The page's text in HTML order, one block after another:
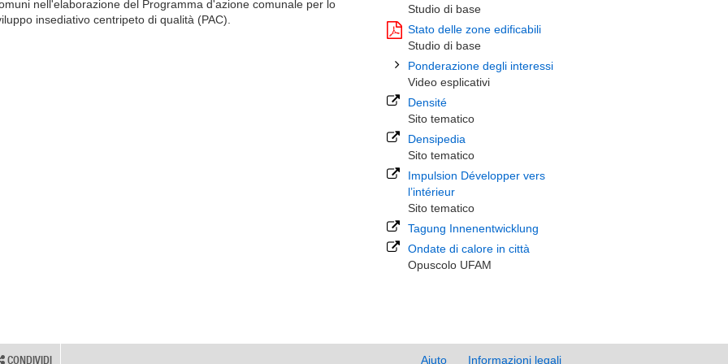
nell'elaborazione del Programma d'azione comunale per lo
insediativo centripeto di qualità (PAC).
Studio di base
Stato delle zone edificabili
Studio di base
Ponderazione degli interessi
Video esplicativi
Densité
Sito tematico
Densipedia
Sito tematico
Impulsion Développer vers
l’intérieur
Sito tematico
Tagung Innenentwicklung
Ondate di calore in città
Opuscolo UFAM
CONDIVIDI Aiuto Informazioni legali